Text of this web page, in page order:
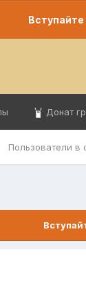
Пользователи в
Донат